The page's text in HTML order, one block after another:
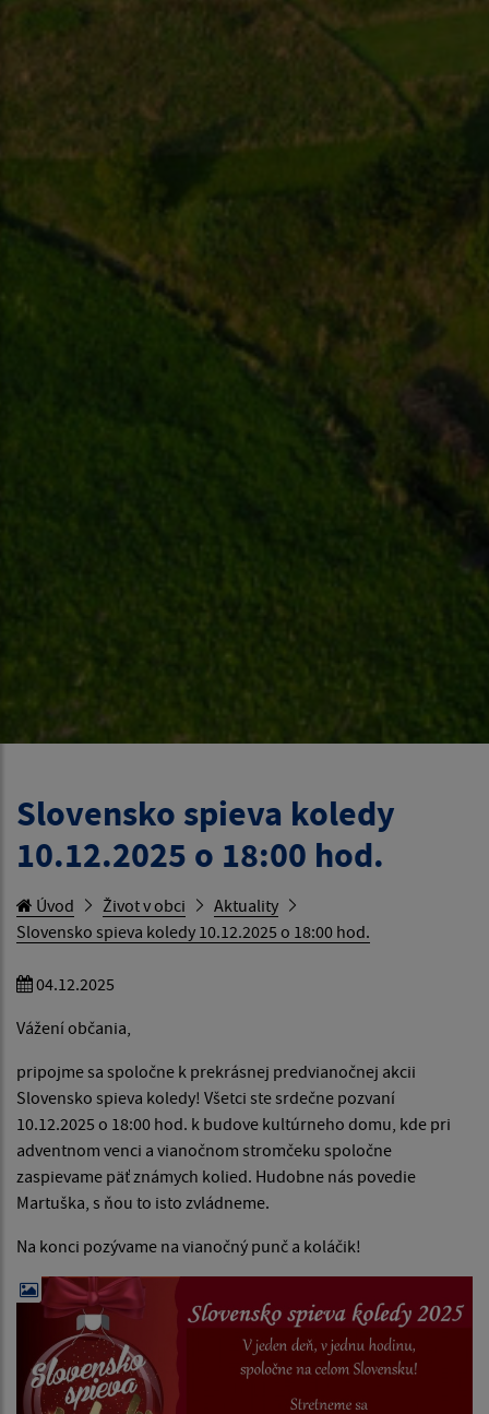
Slovensko spieva koledy
10.12.2025 o 18:00 hod.
Úvod Život v obci
Aktuality
Slovensko spieva koledy 10.12.2025 o 18:00 hod.
04.12.2025
Vážení občania,
pripojme sa spoločne k prekrásnej predvianočnej akcii
Slovensko spieva koledy! Všetci ste srdečne pozvaní
10.12.2025 o 18:00 hod. k budove kultúrneho domu, kde pri
adventnom venci a vianočnom stromčeku spoločne
zaspievame päť známych kolied. Hudobne nás povedie
Martuška, s ňou to isto zvládneme.
Na konci pozývame na vianočný punč a koláčik!